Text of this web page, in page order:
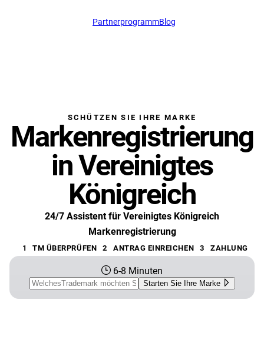
PartnerprogrammBlog
SCHÜTZEN SIE IHRE MARKE
Markenregistrierung
in Vereinigtes
Königreich
24/7 Assistent für Vereinigtes Königreich
Markenregistrierung
1 TM ÜBERPRÜFEN 2 ANTRAG EINREICHEN 3 ZAHLUNG
6-8 Minuten
Starten Sie Ihre Marke